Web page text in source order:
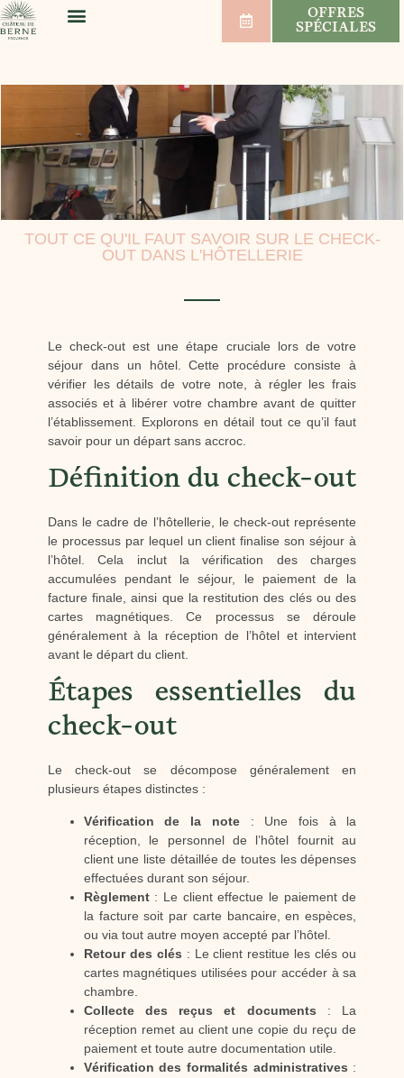
OFFRES
SPÉCIALES
TOUT CE QU'IL FAUT SAVOIR SUR LE CHECK-
OUT DANS L'HÔTELLERIE
Le check-out est une étape cruciale lors de votre
séjour dans un hôtel. Cette procédure consiste à
vérifier les détails de votre note, à régler les frais
associés et à libérer votre chambre avant de quitter
l’établissement. Explorons en détail tout ce qu’il faut
savoir pour un départ sans accroc.
Définition du check-out
Dans le cadre de l’hôtellerie, le check-out représente
le processus par lequel un client finalise son séjour à
l’hôtel. Cela inclut la vérification des charges
accumulées pendant le séjour, le paiement de la
facture finale, ainsi que la restitution des clés ou des
cartes magnétiques. Ce processus se déroule
généralement à la réception de l’hôtel et intervient
avant le départ du client.
Étapes essentielles du
check-out
Le check-out se décompose généralement en
plusieurs étapes distinctes :
Vérification de la note: Une fois à la
réception, le personnel de l’hôtel fournit au
client une liste détaillée de toutes les dépenses
effectuées durant son séjour.
Règlement: Le client effectue le paiement de
la facture soit par carte bancaire, en espèces,
ou via tout autre moyen accepté par l’hôtel.
Retour des clés : Le client restitue les clés ou
cartes magnétiques utilisées pour accéder à sa
chambre.
Collecte des reçus et documents : La
réception remet au client une copie du reçu de
paiement et toute autre documentation utile.
Vérification des formalités administratives :